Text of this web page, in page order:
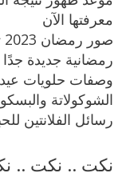
معرفتها الآن
رمضانية جديدة جدًا
وصفات حلويات
الشوكولاتة
رسائل الفلانتين للحبيب 2023 تهاني عيد حب
نكت .. نكت ..